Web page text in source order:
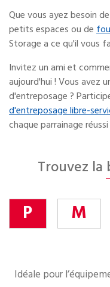
Que vous ayez besoin
petits espaces ou de
Storage a ce qu'il vous
Invitez un ami et
aujourd'hui ! Vous avez
d'entreposage ?
d'entreposage libre-
chaque parrainage réussi
Trouvez la
P M
Idéale pour